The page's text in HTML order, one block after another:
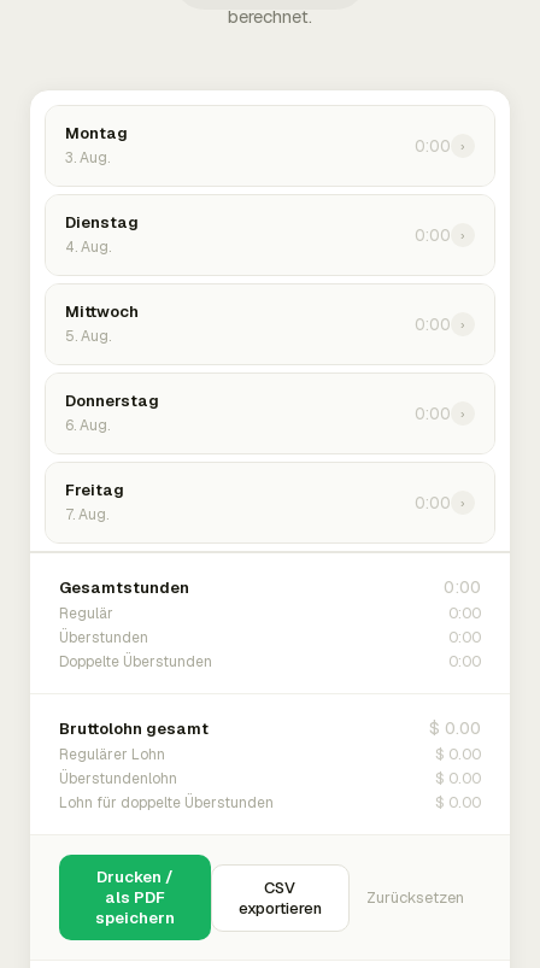
berechnet.
Montag
3. Aug.
0:00 ›
Dienstag
4. Aug.
0:00 ›
Mittwoch
5. Aug.
0:00 ›
Donnerstag
6. Aug.
0:00 ›
Freitag
7. Aug.
0:00 ›
Gesamtstunden 0:00
Regulär 0:00
Überstunden 0:00
Doppelte Überstunden 0:00
Bruttolohn gesamt $ 0.00
Regulärer Lohn $ 0.00
Überstundenlohn $ 0.00
Lohn für doppelte Überstunden $ 0.00
Drucken /
als PDF
speichern
CSV
exportieren
Zurücksetzen